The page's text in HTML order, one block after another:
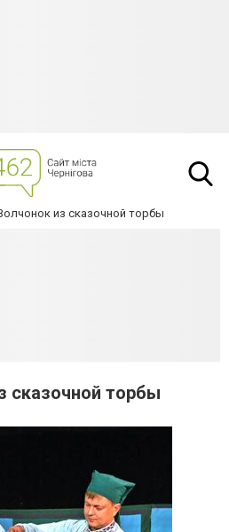
из сказочной торбы
сказочной торбы